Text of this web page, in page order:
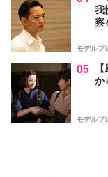
我
察
モデルプ
05
か
モデルプ